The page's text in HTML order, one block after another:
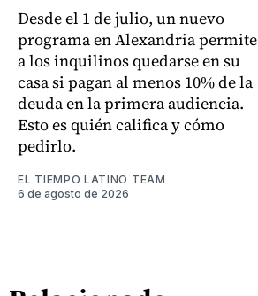
Desde el 1 de julio, un nuevo
programa en Alexandria permite
a los inquilinos quedarse en su
casa si pagan al menos 10% de la
deuda en la primera audiencia.
Esto es quién califica y cómo
pedirlo.
EL TIEMPO LATINO TEAM
6 de agosto de 2026